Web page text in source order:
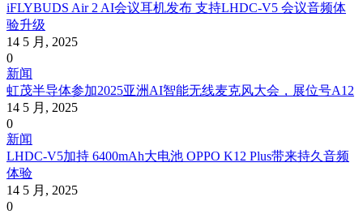
iFLYBUDS Air 2 AI会议耳机发布 支持LHDC-V5 会议音频体
验升级
14 5 月, 2025
0
新闻
虹茂半导体参加2025亚洲AI智能无线麦克风大会，展位号A12
14 5 月, 2025
0
新闻
LHDC-V5加持 6400mAh大电池 OPPO K12 Plus带来持久音频
体验
14 5 月, 2025
0